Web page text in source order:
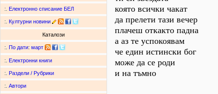
:. Електронно списание БЕЛ
:. Културни новини
Каталози
:. По дати: март
:. Електронни книги
:. Раздели / Рубрики
:. Автори
която всички чакат
да прелети тази вечер
плачеш откакто падна
а аз те успокоявам
че един истински бог
може да се роди
и на тъмно